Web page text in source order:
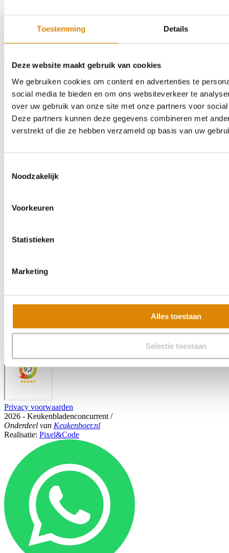
Toestemming Details
Deze website maakt gebruik van cookies
We gebruiken cookies om content en advertenties te
social media te bieden en om ons websiteverkeer te
over uw gebruik van onze site met onze partners voor
Deze partners kunnen deze gegevens combineren met
verstrekt of die ze hebben verzameld op basis van uw
Noodzakelijk
Voorkeuren
Statistieken
Marketing
Alles toestaan
Selectie toestaan
Afmeting:1130 x 600mm
Home Assortiment Kleurstalen Over ons Outlet Contact Zoeken
Privacy voorwaarden
2026 - Keukenbladenconcurrent /
Onderdeel van Keukenboer.nl
Realisatie: Pixel&Code